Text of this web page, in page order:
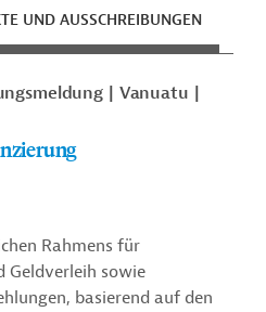
UND AUSSCHREIBUNGEN
Vanuatu
Rahmens für
Geldverleih sowie
basierend auf den